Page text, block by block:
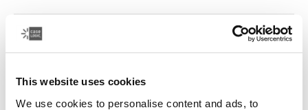
This website uses cookies
We use cookies to personalise content and ads, to
Color